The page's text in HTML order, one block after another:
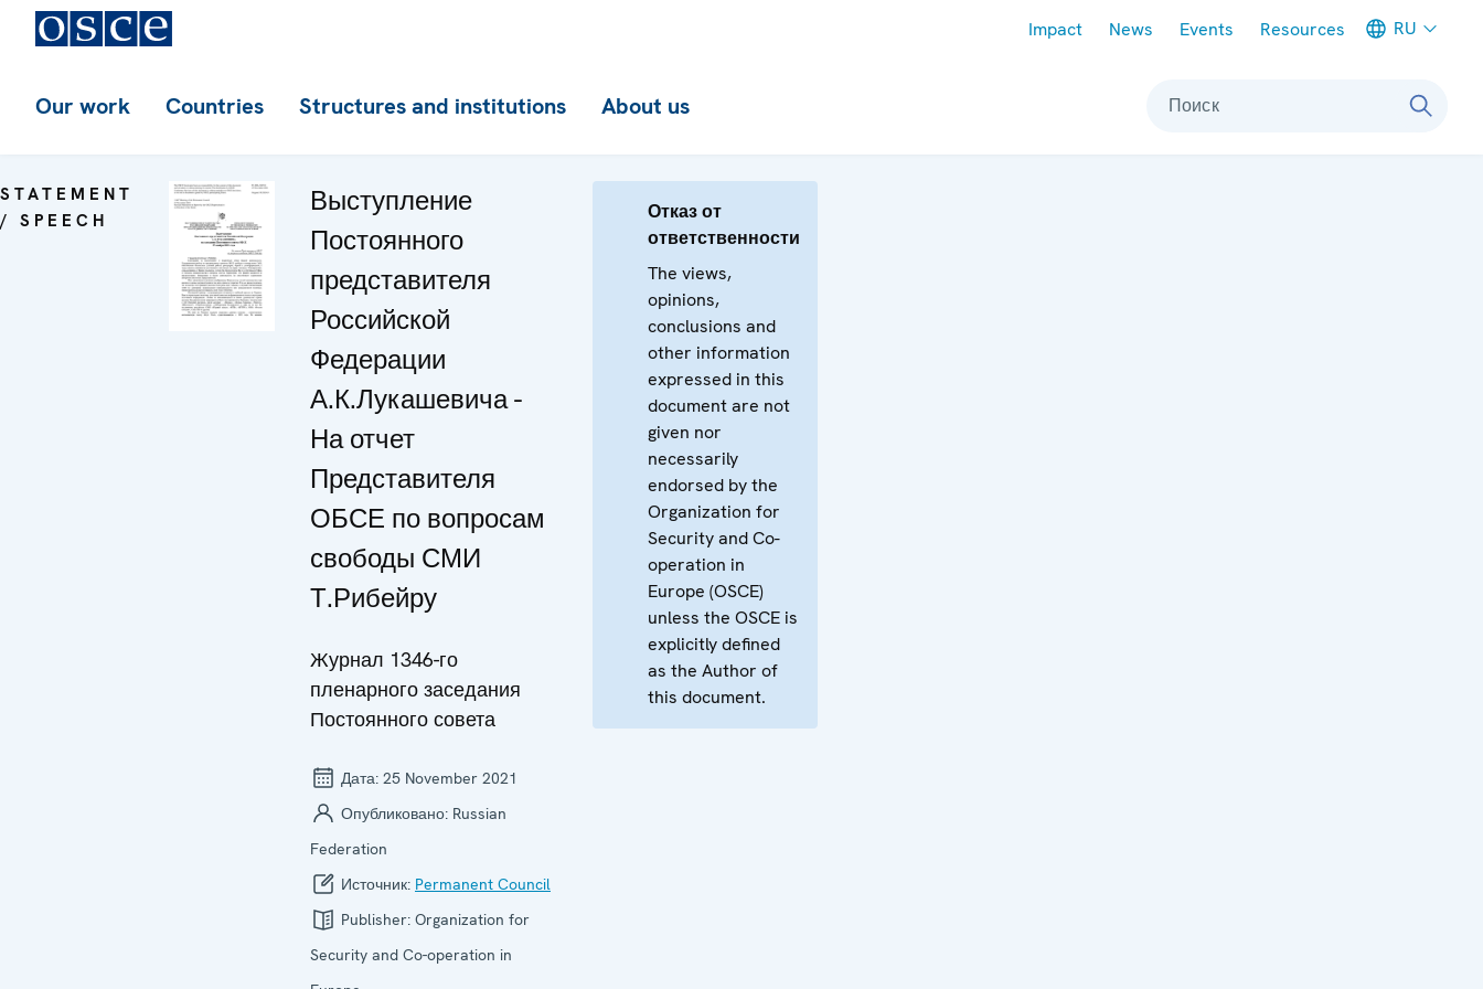
Impact News Events Resources RU
Our work Countries Structures and institutions About us Поиск
STATEMENT
/ SPEECH
Выступление
Постоянного
представителя
Российской
Федерации
А.К.Лукашевича -
На отчет
Представителя
ОБСЕ по вопросам
свободы СМИ
Т.Рибейру
Журнал 1346-го
пленарного заседания
Постоянного совета
Дата: 25 November 2021
Опубликовано: Russian
Federation
Источник: Permanent Council
Publisher: Organization for
Security and Co-operation in
Отказ от
ответственности
The views,
opinions,
conclusions and
other information
expressed in this
document are not
given nor
necessarily
endorsed by the
Organization for
Security and Co-
operation in
Europe (OSCE)
unless the OSCE is
explicitly defined
as the Author of
this document.